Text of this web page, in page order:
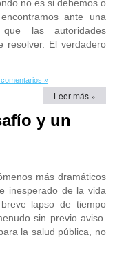
no es si debemos o
ante una
las autoridades
resolver. El verdadero
»
Leer más »
y un
más dramáticos
inesperado de la vida
lapso de tiempo
sin previo aviso.
la salud pública, no